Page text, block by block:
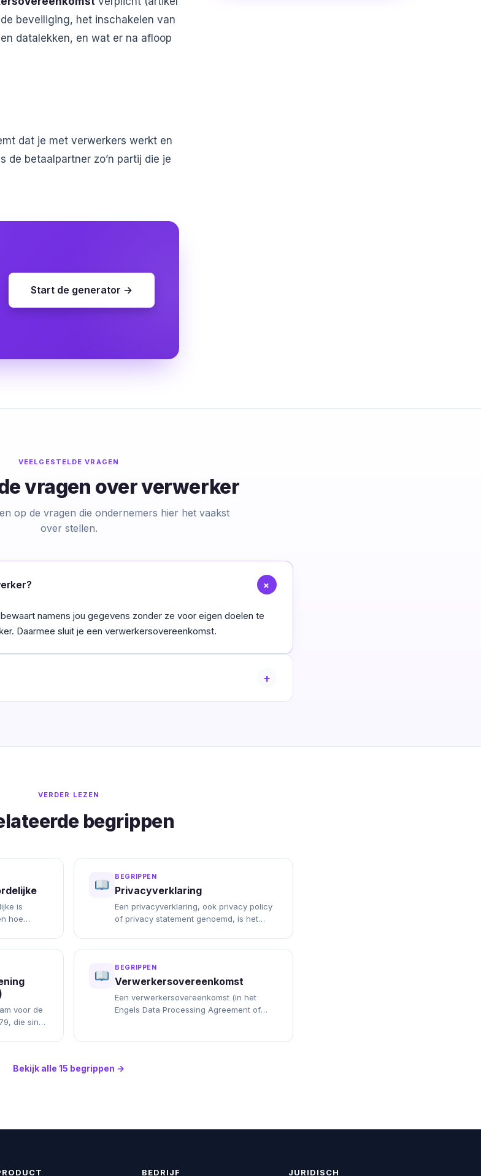
beveiliging, het inschakelen van
datalekken, en wat er na afloop
dat je met verwerkers werkt en
de betaalpartner zo’n partij die je
Start de generator →
VEELGESTELDE VRAGEN
vragen over verwerker
op de vragen die ondernemers hier het vaakst
over stellen.
+
namens jou gegevens zonder ze voor eigen doelen te
Daarmee sluit je een verwerkersovereenkomst.
+
VERDER LEZEN
begrippen
is
hoe
BEGRIPPEN
Privacyverklaring
Een privacyverklaring, ook privacy policy
of privacy statement genoemd, is het
voor de
die sinds
BEGRIPPEN
Verwerkersovereenkomst
Een verwerkersovereenkomst (in het
Engels Data Processing Agreement of
Bekijk alle 15 begrippen →
BEDRIJF JURIDISCH